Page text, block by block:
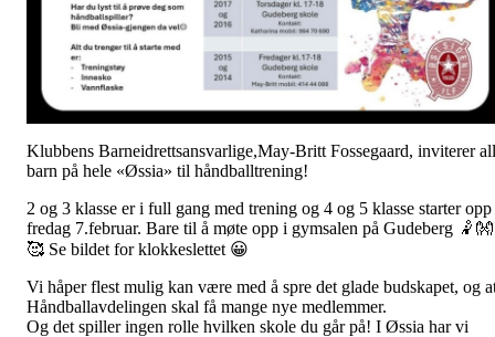
Klubbens Barneidrettsansvarlige,May-Britt Fossegaard, inviterer
barn på hele «Øssia» til håndballtrening!
2 og 3 klasse er i full gang med trening og 4 og 5 klasse starter opp
fredag 7.februar. Bare til å møte opp i gymsalen på Gudeberg 🤾👐
🥰 Se bildet for klokkeslettet 😀
Vi håper flest mulig kan være med å spre det glade budskapet, og
Håndballavdelingen skal få mange nye medlemmer.
Og det spiller ingen rolle hvilken skole du går på! I Øssia har vi